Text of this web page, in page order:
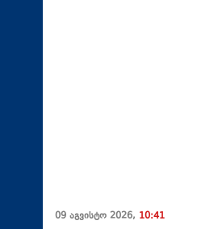
09 აგვისტო 2026, 10:41